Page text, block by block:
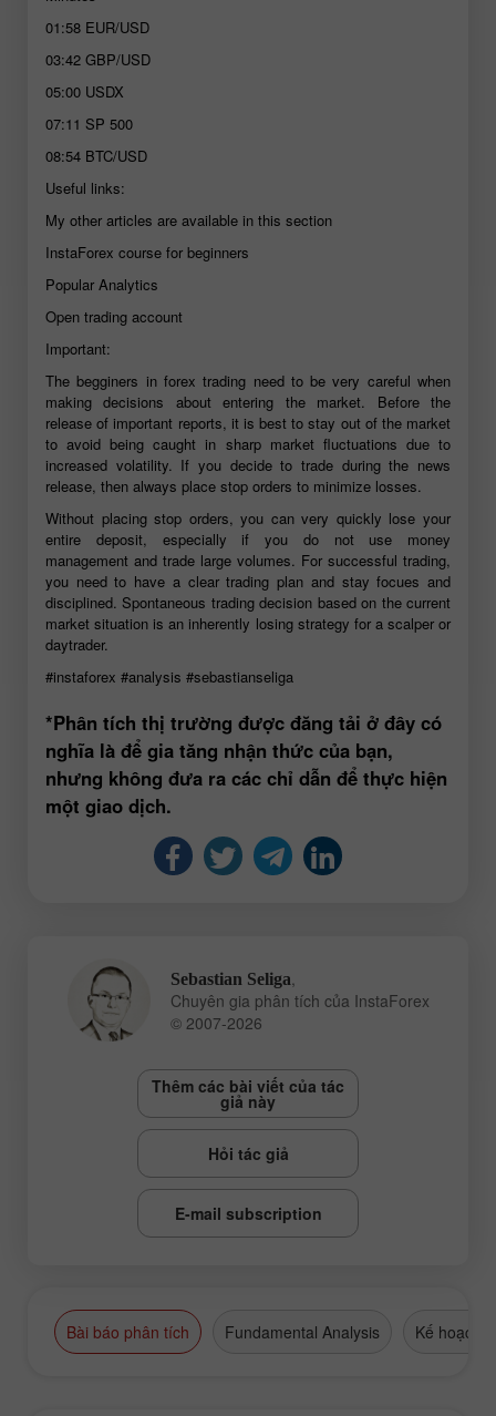
01:58 EUR/USD
03:42 GBP/USD
05:00 USDX
07:11 SP 500
08:54 BTC/USD
Useful links:
My other articles are available in this section
InstaForex course for beginners
Popular Analytics
Open trading account
Important:
The begginers in forex trading need to be very careful when
making decisions about entering the market. Before the
release of important reports, it is best to stay out of the market
to avoid being caught in sharp market fluctuations due to
increased volatility. If you decide to trade during the news
release, then always place stop orders to minimize losses.
Without placing stop orders, you can very quickly lose your
entire deposit, especially if you do not use money
management and trade large volumes. For successful trading,
you need to have a clear trading plan and stay focues and
disciplined. Spontaneous trading decision based on the current
market situation is an inherently losing strategy for a scalper or
daytrader.
#instaforex #analysis #sebastianseliga
*Phân tích thị trường được đăng tải ở đây có
nghĩa là để gia tăng nhận thức của bạn,
nhưng không đưa ra các chỉ dẫn để thực hiện
một giao dịch.
Sebastian Seliga
Chuyên gia phân tích của InstaForex
© 2007-2026
Thêm các bài viết của tác
giả này
Hỏi tác giả
E-mail subscription
Bài báo phân tích Fundamental Analysis Kế hoạch